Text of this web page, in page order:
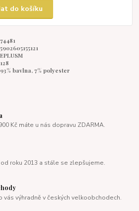
do košíku
74481
5902605155121
EPLUSM
128
93% bavlna, 7% polyester
Kč máte u nás dopravu ZDARMA.
roku 2013 a stále se zlepšujeme.
vás výhradně v českých velkoobchodech.